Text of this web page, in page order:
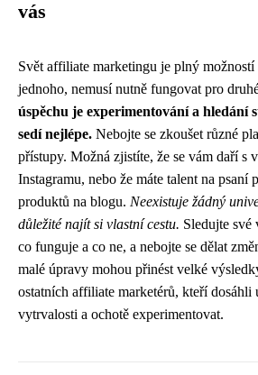
vás
Svět affiliate marketingu je plný
jednoho, nemusí nutně fungovat pro
úspěchu je experimentování a hledání
sedí nejlépe. Nebojte se zkoušet různé
přístupy. Možná zjistíte, že se vám daří s
Instagramu, nebo že máte talent na psaní
produktů na blogu. Neexistuje žádný
důležité najít si vlastní cestu. Sledujte své
co funguje a co ne, a nebojte se dělat
malé úpravy mohou přinést velké
ostatních affiliate marketérů, kteří dosáhli
vytrvalosti a ochotě experimentovat.